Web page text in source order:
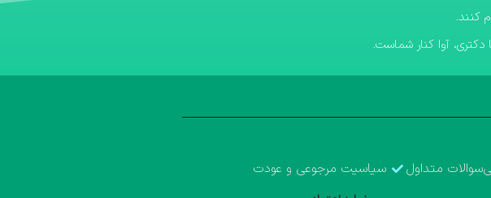
کنند.
آوا کنار شماست.
سوالات متداول سیاسیت مرجوعی و عودت